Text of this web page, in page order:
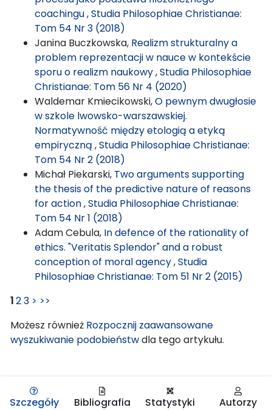
coachingu,Studia Philosophiae Christianae:
Tom 54 Nr 3 (2018)
Janina Buczkowska, Realizm strukturalny a
problem reprezentacji w nauce w kontekście
sporu o realizm naukowy,Studia Philosophiae
Christianae: Tom 56 Nr 4 (2020)
Waldemar Kmiecikowski,O pewnym dwugłosie
w szkole lwowsko-warszawskiej.
Normatywność między etologią a etyką
empiryczną ,Studia Philosophiae Christianae:
Tom 54 Nr 2 (2018)
Michał Piekarski, Two arguments supporting
the thesis of the predictive nature of reasons
for action,Studia Philosophiae Christianae:
Tom 54 Nr 1 (2018)
Adam Cebula, In defence of the rationality of
ethics. "Veritatis Splendor" and a robust
conception of moral agency,Studia
Philosophiae Christianae: Tom 51 Nr 2 (2015)
123 > >>
Możesz również Rozpocznij zaawansowane
wyszukiwanie podobieństwdla tego artykułu.
Szczegóły Bibliografia Statystyki Autorzy